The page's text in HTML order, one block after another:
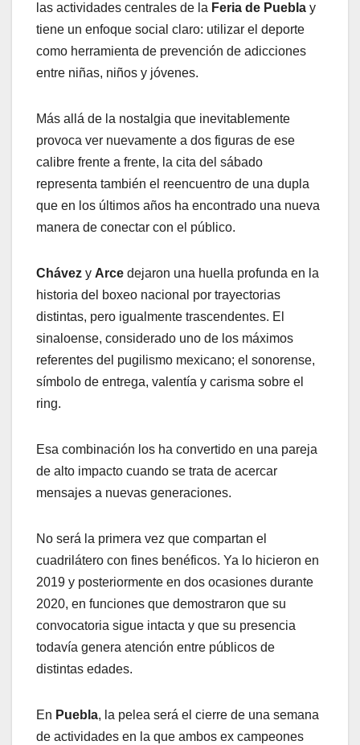
las actividades centrales de la Feria de Puebla y
tiene un enfoque social claro: utilizar el deporte
como herramienta de prevención de adicciones
entre niñas, niños y jóvenes.
Más allá de la nostalgia que inevitablemente
provoca ver nuevamente a dos figuras de ese
calibre frente a frente, la cita del sábado
representa también el reencuentro de una dupla
que en los últimos años ha encontrado una nueva
manera de conectar con el público.
Chávez y Arce dejaron una huella profunda en la
historia del boxeo nacional por trayectorias
distintas, pero igualmente trascendentes. El
sinaloense, considerado uno de los máximos
referentes del pugilismo mexicano; el sonorense,
símbolo de entrega, valentía y carisma sobre el
ring.
Esa combinación los ha convertido en una pareja
de alto impacto cuando se trata de acercar
mensajes a nuevas generaciones.
No será la primera vez que compartan el
cuadrilátero con fines benéficos. Ya lo hicieron en
2019 y posteriormente en dos ocasiones durante
2020, en funciones que demostraron que su
convocatoria sigue intacta y que su presencia
todavía genera atención entre públicos de
distintas edades.
En Puebla, la pelea será el cierre de una semana
de actividades en la que ambos ex campeones